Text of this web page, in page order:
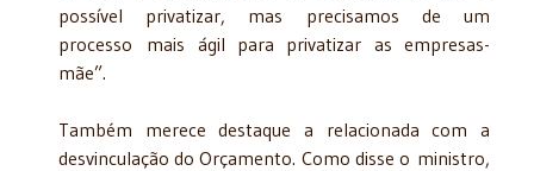
possível privatizar, mas precisamos de um
processo mais ágil para privatizar as empresas-
mãe”.
Também merece destaque a relacionada com a
desvinculação do Orçamento. Como disse o ministro,